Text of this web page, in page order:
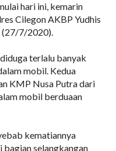
hari ini, kemarin
Cilegon AKBP Yudhis
(27/7/2020).
terlalu banyak
mobil. Kedua
KMP Nusa Putra dari
mobil berduaan
kematiannya
selangkangan